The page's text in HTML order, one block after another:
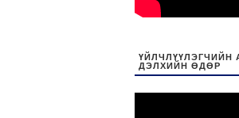
ДЭЛХИЙН ӨДӨР